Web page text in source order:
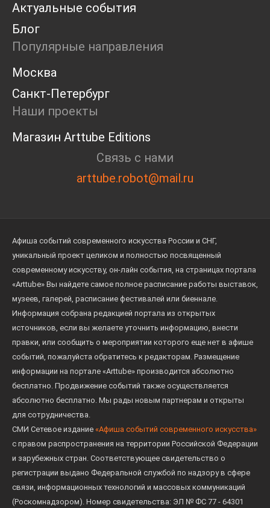
Open call
Экскурсия
Дискуссия
Cosmoscow 2024
Blazar 2024
Встречи
Круглый стол
Актуальные события
Блог
Популярные направления
Москва
Санкт-Петербург
Наши проекты
Магазин Arttube Editions
Связь с нами
arttube.robot@mail.ru
Афиша событий современного искусства России и СНГ,
уникальный проект целиком и полностью посвященный
современному искусству, он-лайн события, на страницах портала
«Arttube» Вы найдете самое полное расписание работы выставок,
музеев, галерей, расписание фестивалей или биеннале.
Информация собрана редакцией портала из открытых
источников, если вы желаете уточнить информацию, внести
правки, или сообщить о мероприятии которого еще нет в афише
событий, пожалуйста обратитесь к редакторам. Размещение
информации на портале «Arttube» производится абсолютно
бесплатно. Продвижение событий также осуществляется
абсолютно бесплатно. Мы рады новым партнерам и открыты
для сотрудничества.
СМИ Сетевое издание «Афиша событий современного искусства»
с правом распространения на территории Российской Федерации
и зарубежных стран. Соответствующее свидетельство о
регистрации выдано Федеральной службой по надзору в сфере
связи, информационных технологий и массовых коммуникаций
(Роскомнадзором). Номер свидетельства: ЭЛ № ФС 77 - 64301